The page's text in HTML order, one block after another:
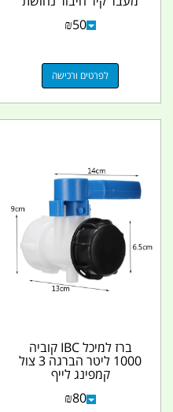
לצינור לצינור 12...
₪50
לפרטים ורכישה
ברז למיכל IBC קוביה
1000 ליטר הברגה 3 צול
קמפינג לייף
₪80